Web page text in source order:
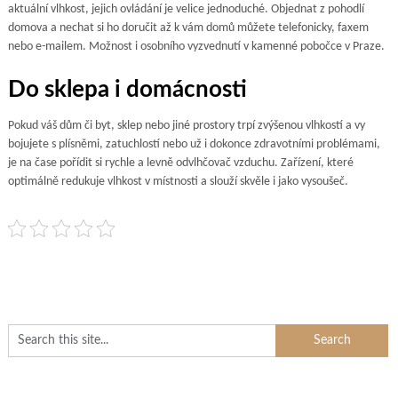
aktuální vlhkost, jejich ovládání je velice jednoduché. Objednat z pohodlí
domova a nechat si ho doručit až k vám domů můžete telefonicky, faxem
nebo e-mailem. Možnost i osobního vyzvednutí v kamenné pobočce v Praze.
Do sklepa i domácnosti
Pokud váš dům či byt, sklep nebo jiné prostory trpí zvýšenou vlhkostí a vy
bojujete s plísněmi, zatuchlostí nebo už i dokonce zdravotními problémami,
je na čase pořídit si rychle a levně odvlhčovač vzduchu. Zařízení, které
optimálně redukuje vlhkost v místnosti a slouží skvěle i jako vysoušeč.